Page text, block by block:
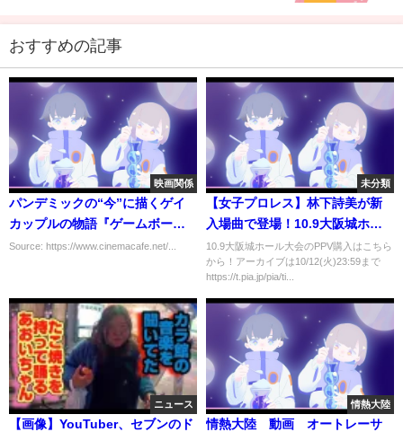
おすすめの記事
映画関係
パンデミックの“今”に描くゲイ
カップルの物語『ゲームボーイ
ズ』劇場公開へ
Source: https://www.cinemacafe.net/...
未分類
【女子プロレス】林下詩美が新
入場曲で登場！10.9大阪城ホー
ル大会【スターダム】#shorts
10.9大阪城ホール大会のPPV購入はこちら
から！アーカイブは10/12(火)23:59まで
https://t.pia.jp/pia/ti...
ニュース
【画像】YouTuber、セブンのド
情熱大陸
情熱大陸 動画 オートレーサ